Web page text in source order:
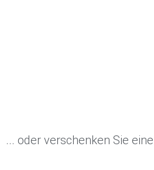
... oder verschenken Sie